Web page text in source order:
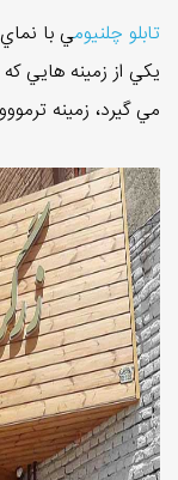
تابلو چلنيومي با
يکي از زمينه هايي
مي گيرد، زمينه